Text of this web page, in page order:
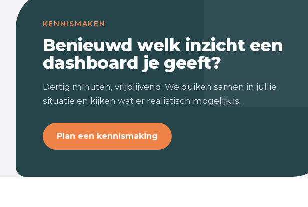
KENNISMAKEN
Benieuwd welk inzicht een
dashboard je geeft?
Dertig minuten, vrijblijvend. We duiken samen in jullie
situatie en kijken wat er realistisch mogelijk is.
Plan een kennismaking